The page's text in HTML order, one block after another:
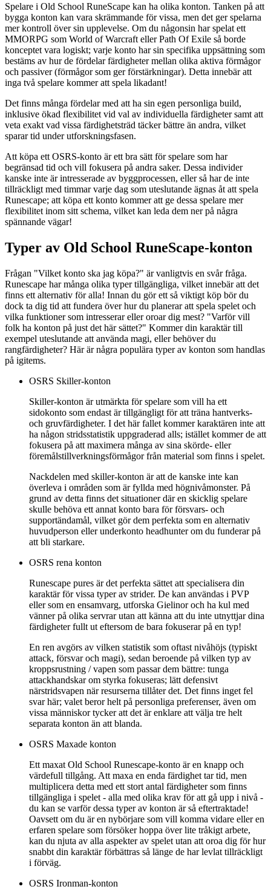
Spelare i Old School RuneScape kan ha olika konton. Tanken på att
bygga konton kan vara skrämmande för vissa, men det ger spelarna
mer kontroll över sin upplevelse. Om du någonsin har spelat ett
MMORPG som World of Warcraft eller Path Of Exile så borde
konceptet vara logiskt; varje konto har sin specifika uppsättning som
bestäms av hur de fördelar färdigheter mellan olika aktiva förmågor
och passiver (förmågor som ger förstärkningar). Detta innebär att
inga två spelare kommer att spela likadant!
Det finns många fördelar med att ha sin egen personliga build,
inklusive ökad flexibilitet vid val av individuella färdigheter samt att
veta exakt vad vissa färdighetsträd täcker bättre än andra, vilket
sparar tid under utforskningsfasen.
Att köpa ett OSRS-konto är ett bra sätt för spelare som har
begränsad tid och vill fokusera på andra saker. Dessa individer
kanske inte är intresserade av byggprocessen, eller så har de inte
tillräckligt med timmar varje dag som uteslutande ägnas åt att spela
Runescape; att köpa ett konto kommer att ge dessa spelare mer
flexibilitet inom sitt schema, vilket kan leda dem ner på några
spännande vägar!
Typer av Old School RuneScape-konton
Frågan "Vilket konto ska jag köpa?" är vanligtvis en svår fråga.
Runescape har många olika typer tillgängliga, vilket innebär att det
finns ett alternativ för alla! Innan du gör ett så viktigt köp bör du
dock ta dig tid att fundera över hur du planerar att spela spelet och
vilka funktioner som intresserar eller oroar dig mest? "Varför vill
folk ha konton på just det här sättet?" Kommer din karaktär till
exempel uteslutande att använda magi, eller behöver du
rangfärdigheter? Här är några populära typer av konton som handlas
på igitems.
OSRS Skiller-konton
Skiller-konton är utmärkta för spelare som vill ha ett
sidokonto som endast är tillgängligt för att träna hantverks-
och gruvfärdigheter. I det här fallet kommer karaktären inte att
ha någon stridsstatistik uppgraderad alls; istället kommer de att
fokusera på att maximera många av sina skörde- eller
föremålstillverkningsförmågor från material som finns i spelet.
Nackdelen med skiller-konton är att de kanske inte kan
överleva i områden som är fyllda med högnivåmonster. På
grund av detta finns det situationer där en skicklig spelare
skulle behöva ett annat konto bara för försvars- och
supportändamål, vilket gör dem perfekta som en alternativ
huvudperson eller underkonto headhunter om du funderar på
att bli starkare.
OSRS rena konton
Runescape pures är det perfekta sättet att specialisera din
karaktär för vissa typer av strider. De kan användas i PVP
eller som en ensamvarg, utforska Gielinor och ha kul med
vänner på olika servrar utan att känna att du inte utnyttjar dina
färdigheter fullt ut eftersom de bara fokuserar på en typ!
En ren avgörs av vilken statistik som oftast nivåhöjs (typiskt
attack, försvar och magi), sedan beroende på vilken typ av
kroppsrustning / vapen som passar dem bättre: tunga
attackhandskar om styrka fokuseras; lätt defensivt
närstridsvapen när resurserna tillåter det. Det finns inget fel
svar här; valet beror helt på personliga preferenser, även om
vissa människor tycker att det är enklare att välja tre helt
separata konton än att blanda.
OSRS Maxade konton
Ett maxat Old School Runescape-konto är en knapp och
värdefull tillgång. Att maxa en enda färdighet tar tid, men
multiplicera detta med ett stort antal färdigheter som finns
tillgängliga i spelet - alla med olika krav för att gå upp i nivå -
du kan se varför dessa typer av konton är så eftertraktade!
Oavsett om du är en nybörjare som vill komma vidare eller en
erfaren spelare som försöker hoppa över lite tråkigt arbete,
kan du njuta av alla aspekter av spelet utan att oroa dig för hur
snabbt din karaktär förbättras så länge de har levlat tillräckligt
i förväg.
OSRS Ironman-konton